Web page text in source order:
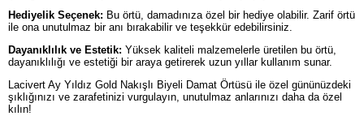
Hediyelik Seçenek: Bu örtü, damadınıza özel bir hediye olabilir. Zarif örtü
ile ona unutulmaz bir anı bırakabilir ve teşekkür edebilirsiniz.
Dayanıklılık ve Estetik: Yüksek kaliteli malzemelerle üretilen bu örtü,
dayanıklılığı ve estetiği bir araya getirerek uzun yıllar kullanım sunar.
Lacivert Ay Yıldız Gold Nakışlı Biyeli Damat Örtüsü ile özel gününüzdeki
şıklığınızı ve zarafetinizi vurgulayın, unutulmaz anlarınızı daha da özel
kılın!